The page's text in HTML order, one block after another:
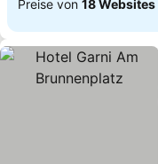
Preise von 18 Websites